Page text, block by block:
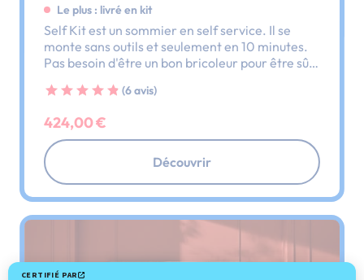
Le plus : livré en kit
Self Kit est un sommier en self service. Il se
monte sans outils et seulement en 10 minutes.
Pas besoin d'être un bon bricoleur pour être sûr
(6 avis)
424,00 €
Découvrir